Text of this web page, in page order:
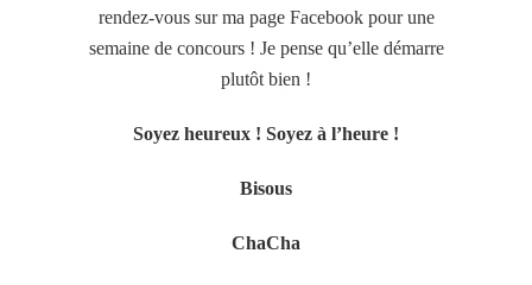
rendez-vous sur ma page Facebook pour une
semaine de concours ! Je pense qu’elle démarre
plutôt bien !
Soyez heureux ! Soyez à l’heure !
Bisous
ChaCha